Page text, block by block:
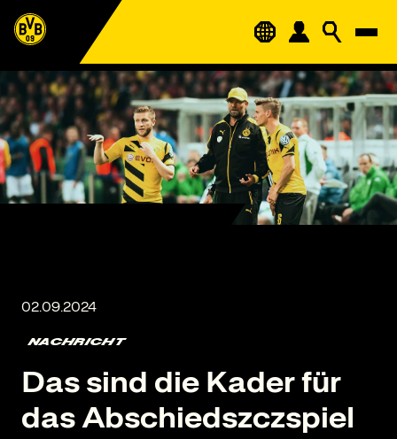
NACHRICHT
Das sind die Kader für
das Abschiedszczspiel